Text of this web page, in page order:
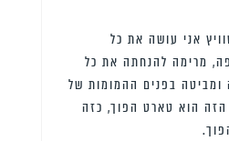
אני עושה את כל
מרימה להנחתה את כל
בפנים ההמומות של
הוא טארט הפוך, כזה